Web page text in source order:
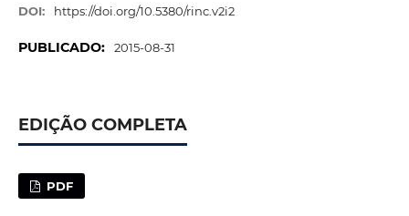
DOI: https://doi.org/10.5380/rinc.v2i2
PUBLICADO: 2015-08-31
EDIÇÃO COMPLETA
PDF